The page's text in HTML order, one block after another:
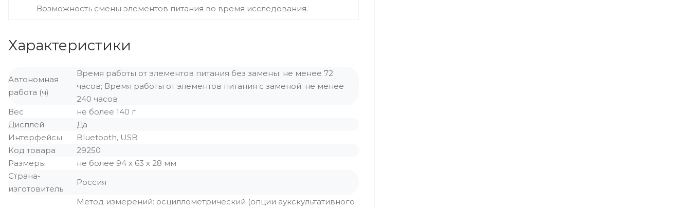
Возможность смены элементов питания во время исследования.
Характеристики
Автономная
работа (ч)
Время работы от элементов питания без замены: не менее 72
часов; Время работы от элементов питания с заменой: не менее
240 часов
Вес
не более 140 г
Дисплей
Да
Интерфейсы
Bluetooth, USB
Код товара
29250
Размеры
не более 94 х 63 х 28 мм
Страна-
изготовитель
Россия
Метод измерений: осциллометрический (опции аукскультативного